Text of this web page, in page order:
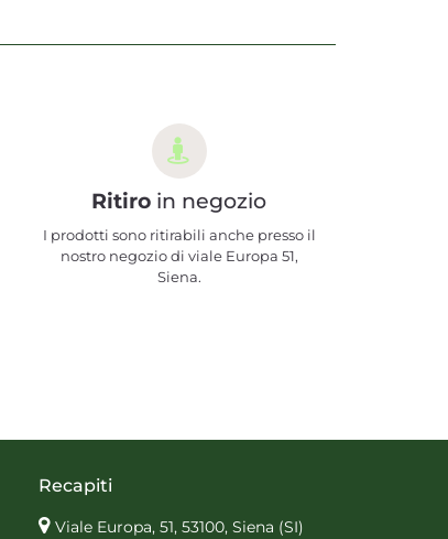
Ritiro in negozio
I prodotti sono ritirabili anche presso il
nostro negozio di viale Europa 51,
Siena.
Recapiti
Viale Europa, 51, 53100, Siena (SI)